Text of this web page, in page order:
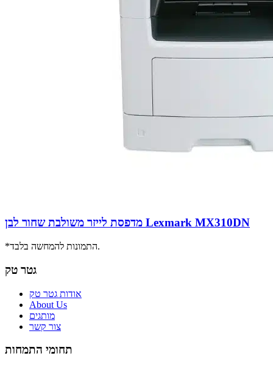
מדפסת לייזר משולבת שחור לבן Lexmark MX310DN
*התמונות להמחשה בלבד.
גטר טק
אודות גטר טק
About Us
מותגים
צור קשר
תחומי התמחות